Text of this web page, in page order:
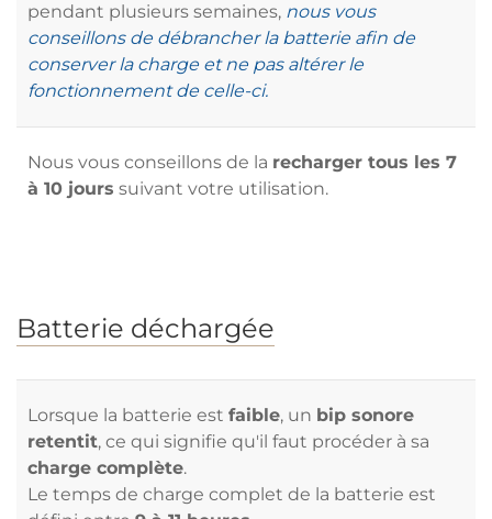
pendant plusieurs semaines, nous vous
conseillons de débrancher la batterie afin de
conserver la charge et ne pas altérer le
fonctionnement de celle-ci.
Nous vous conseillons de la recharger tous les 7
à 10 jours suivant votre utilisation.
Batterie déchargée
Lorsque la batterie est faible, un bip sonore
retentit, ce qui signifie qu'il faut procéder à sa
charge complète.
Le temps de charge complet de la batterie est